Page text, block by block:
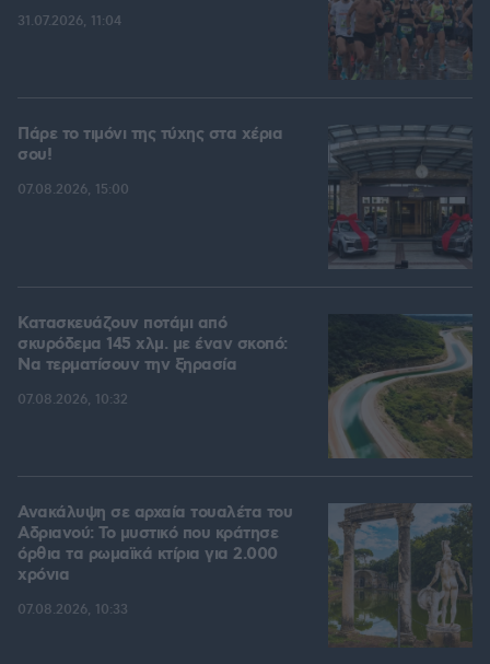
31.07.2026, 11:04
Πάρε το τιμόνι της τύχης στα χέρια
σου!
07.08.2026, 15:00
Κατασκευάζουν ποτάμι από
σκυρόδεμα 145 χλμ. με έναν σκοπό:
Να τερματίσουν την ξηρασία
07.08.2026, 10:32
Ανακάλυψη σε αρχαία τουαλέτα του
Αδριανού: Το μυστικό που κράτησε
όρθια τα ρωμαϊκά κτίρια για 2.000
χρόνια
07.08.2026, 10:33